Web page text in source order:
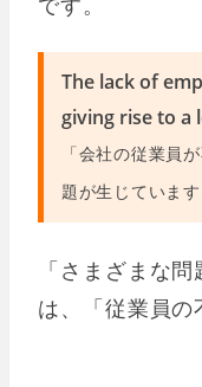
The lack of
giving rise to a
「会社の従業員
題が生じています
「さまざまな
は、「従業員の